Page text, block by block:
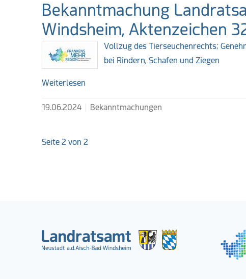
Bekanntmachung
Windsheim, Aktenzeichen
Vollzug des Tierseuchenrechts;
bei Rindern, Schafen und Ziegen
Weiterlesen
19.06.2024 Bekanntmachungen
Seite 2 von 2